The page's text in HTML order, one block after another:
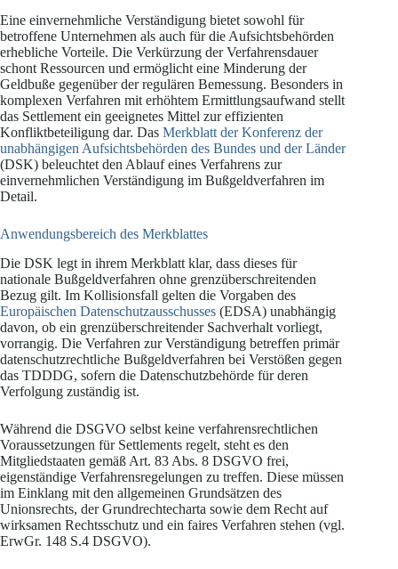
Eine einvernehmliche Verständigung bietet sowohl für
betroffene Unternehmen als auch für die Aufsichtsbehörden
erhebliche Vorteile. Die Verkürzung der Verfahrensdauer
schont Ressourcen und ermöglicht eine Minderung der
Geldbuße gegenüber der regulären Bemessung. Besonders in
komplexen Verfahren mit erhöhtem Ermittlungsaufwand stellt
das Settlement ein geeignetes Mittel zur effizienten
Konfliktbeteiligung dar. Das Merkblatt der Konferenz der
unabhängigen Aufsichtsbehörden des Bundes und der Länder
(DSK) beleuchtet den Ablauf eines Verfahrens zur
einvernehmlichen Verständigung im Bußgeldverfahren im
Detail.
Anwendungsbereich des Merkblattes
Die DSK legt in ihrem Merkblatt klar, dass dieses für
nationale Bußgeldverfahren ohne grenzüberschreitenden
Bezug gilt. Im Kollisionsfall gelten die Vorgaben des
Europäischen Datenschutzausschusses (EDSA) unabhängig
davon, ob ein grenzüberschreitender Sachverhalt vorliegt,
vorrangig. Die Verfahren zur Verständigung betreffen primär
datenschutzrechtliche Bußgeldverfahren bei Verstößen gegen
das TDDDG, sofern die Datenschutzbehörde für deren
Verfolgung zuständig ist.
Während die DSGVO selbst keine verfahrensrechtlichen
Voraussetzungen für Settlements regelt, steht es den
Mitgliedstaaten gemäß Art. 83 Abs. 8 DSGVO frei,
eigenständige Verfahrensregelungen zu treffen. Diese müssen
im Einklang mit den allgemeinen Grundsätzen des
Unionsrechts, der Grundrechtecharta sowie dem Recht auf
wirksamen Rechtsschutz und ein faires Verfahren stehen (vgl.
ErwGr. 148 S.4 DSGVO).